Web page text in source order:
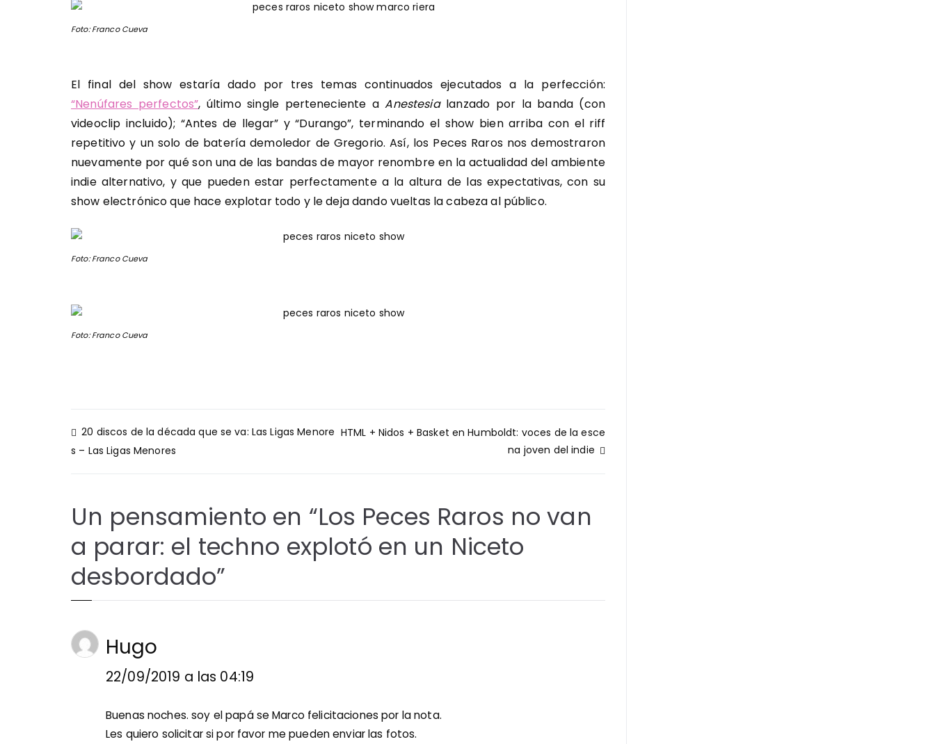
Foto: Franco Cueva
El final del show estaría dado por tres temas continuados ejecutados a la perfección:
“Nenúfares perfectos”, último single perteneciente aAnestesialanzado por la banda (con
videoclip incluido); “Antes de llegar” y “Durango”, terminando el show bien arriba con el riff
repetitivo y un solo de batería demoledor de Gregorio. Así, los Peces Raros nos demostraron
nuevamente por qué son una de las bandas de mayor renombre en la actualidad del ambiente
indie alternativo, y que pueden estar perfectamente a la altura de las expectativas, con su
show electrónico que hace explotar todo y le deja dando vueltas la cabeza al público.
Foto: Franco Cueva
Foto: Franco Cueva
Navegación
de
20 discos de la década que se va: Las Ligas Menore
s – Las Ligas Menores
HTML + Nidos + Basket en Humboldt: voces de la esce
na joven del indie
Un pensamiento en “Los Peces Raros no van
a parar: el techno explotó en un Niceto
desbordado”
Hugo
22/09/2019 a las 04:19
Buenas noches. soy el papá se Marco felicitaciones por la nota.
Les quiero solicitar si por favor me pueden enviar las fotos.